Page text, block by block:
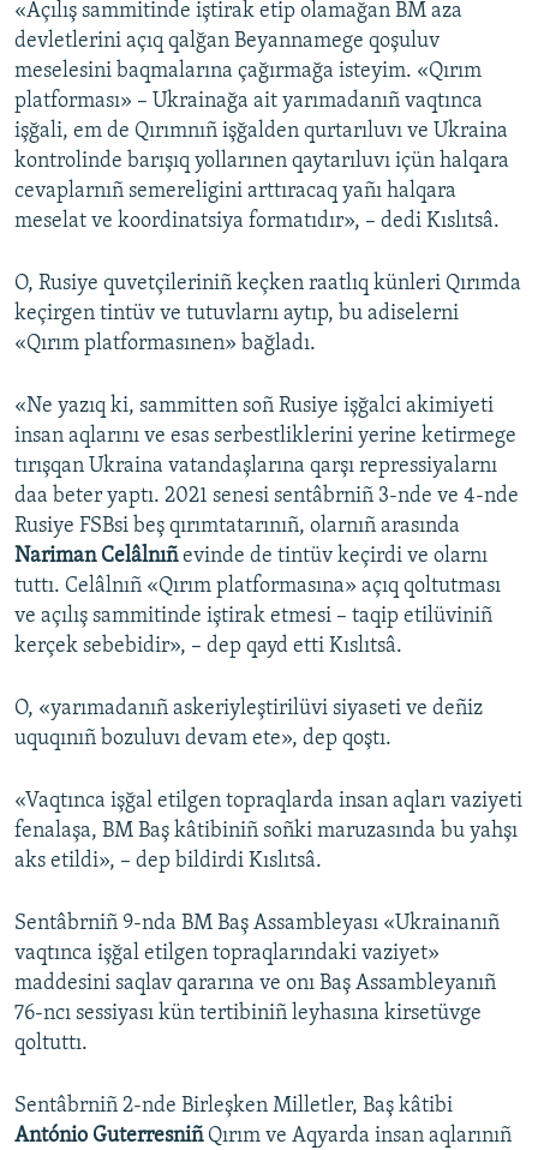
«Açılış sammitinde iştirak etip olamağan BM aza
devletlerini açıq qalğan Beyannamege qoşuluv
meselesini baqmalarına çağırmağa isteyim. «Qırım
platforması» – Ukrainağa ait yarımadanıñ vaqtınca
işğali, em de Qırımnıñ işğalden qurtarıluvı ve Ukraina
kontrolinde barışıq yollarınen qaytarıluvı içün halqara
cevaplarnıñ semereligini arttıracaq yañı halqara
meselat ve koordinatsiya formatıdır», – dedi Kıslıtsâ.
O, Rusiye quvetçileriniñ keçken raatlıq künleri Qırımda
keçirgen tintüv ve tutuvlarnı aytıp, bu adiselerni
«Qırım platformasınen» bağladı.
«Ne yazıq ki, sammitten soñ Rusiye işğalci akimiyeti
insan aqlarını ve esas serbestliklerini yerine ketirmege
tırışqan Ukraina vatandaşlarına qarşı repressiyalarnı
daa beter yaptı. 2021 senesi sentâbrniñ 3-nde ve 4-nde
Rusiye FSBsi beş qırımtatarınıñ, olarnıñ arasında
Nariman Celâlnıñevinde de tintüv keçirdi ve olarnı
tuttı. Celâlnıñ «Qırım platformasına» açıq qoltutması
ve açılış sammitinde iştirak etmesi – taqip etilüviniñ
kerçek sebebidir», – dep qayd etti Kıslıtsâ.
O, «yarımadanıñ askeriyleştirilüvi siyaseti ve deñiz
uquqınıñ bozuluvı devam ete», dep qoştı.
«Vaqtınca işğal etilgen topraqlarda insan aqları vaziyeti
fenalaşa, BM Baş kâtibiniñ soñki maruzasında bu yahşı
aks etildi», – dep bildirdi Kıslıtsâ.
Sentâbrniñ 9-nda BM Baş Assambleyası «Ukrainanıñ
vaqtınca işğal etilgen topraqlarındaki vaziyet»
maddesini saqlav qararına ve onı Baş Assambleyanıñ
76-ncı sessiyası kün tertibiniñ leyhasına kirsetüvge
qoltuttı.
Sentâbrniñ 2-nde Birleşken Milletler, Baş kâtibi
António GuterresniñQırım ve Aqyarda insan aqlarınıñ